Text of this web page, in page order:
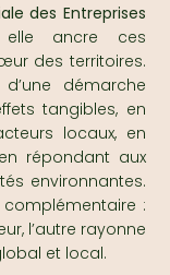
des Entreprises
ancre ces
des territoires.
démarche
tangibles, en
locaux, en
répondant aux
environnantes.
complémentaire :
l’autre rayonne
et local.